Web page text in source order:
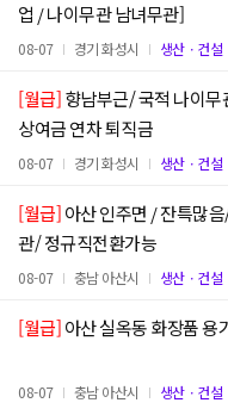
업 / 나이무관 남녀무관]
08-07 경기 화성시 생산ㆍ건설
[월급]
상여금 연차 퇴직금
08-07 경기 화성시 생산ㆍ건설
[월급]
관/ 정규직전환가능
08-07 충남 아산시 생산ㆍ건설
[월급]아산 실옥동 화장품 용
08-07 충남 아산시 생산ㆍ건설